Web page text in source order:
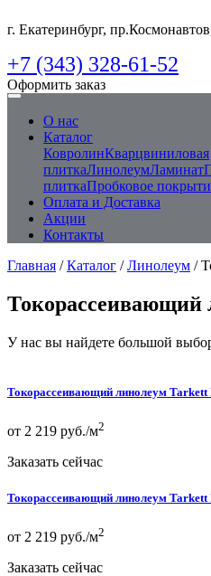
г. Екатеринбург,
+7 (343) 328-61-52
Оформить заказ
О нас
Каталог
КовролинКварцвиниловая
плиткаЛинолеумЛаминат
плиткаПробковое
Оплата и Доставка
Акции
Контакты
Главная /Каталог /Линолеум /
Токорассеивающий
У нас вы найдете большой
Токорассеивающий линолеум Tarkett
от 2 219 руб./м2
Заказать сейчас
Токорассеивающий линолеум Tarkett
от 2 219 руб./м2
Заказать сейчас